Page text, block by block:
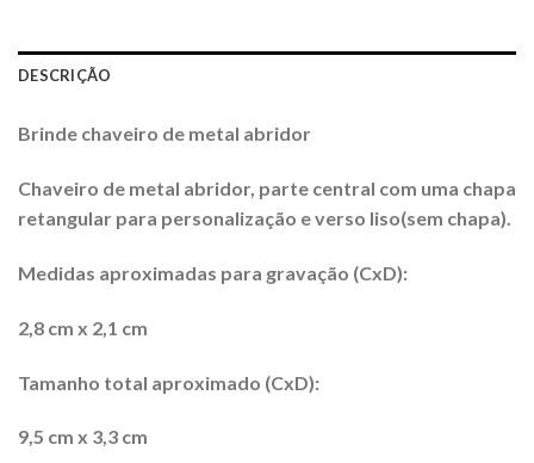
DESCRIÇÃO
Brinde chaveiro de metal abridor
Chaveiro de metal abridor, parte central com uma chapa
retangular para personalização e verso liso(sem chapa).
Medidas aproximadas para gravação (CxD):
2,8 cm x 2,1 cm
Tamanho total aproximado (CxD):
9,5 cm x 3,3 cm